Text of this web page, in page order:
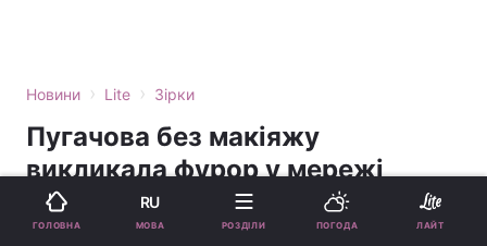
Новини › Lite › Зірки
Пугачова без макіяжу
викликала фурор у мережі
(фото)
ГОЛОВНА
RU
МОВА РОЗДІЛИ ПОГОДА ЛАЙТ